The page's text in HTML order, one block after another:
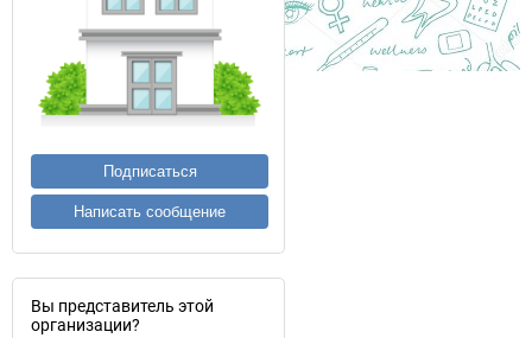
Подписаться
Написать сообщение
Вы представитель этой
организации?